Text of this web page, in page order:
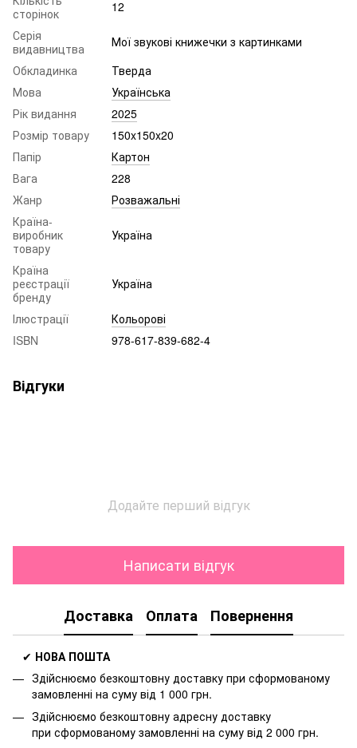
сторінок
12
Серія
видавництва
Мої звукові книжечки з картинками
Обкладинка
Тверда
Мова
Українська
Рік видання
2025
Розмір товару
150x150x20
Папір
Картон
Вага
228
Жанр
Розважальні
Країна-
виробник
товару
Україна
Країна
реєстрації
бренду
Україна
Ілюстрації
Кольорові
ISBN
978-617-839-682-4
Відгуки
Додайте перший відгук
Написати відгук
Доставка Оплата Повернення
✔ НОВА ПОШТА
Здійснюємо безкоштовну доставку при сформованому
замовленні на суму від 1 000 грн.
Здійснюємо безкоштовну адресну доставку
при сформованому замовленні на суму від 2 000 грн.